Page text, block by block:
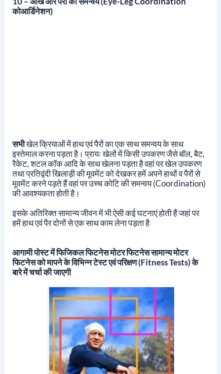
कोआर्डिनेशन)
सभीखेल क्रियाओं में हाथ एवं पैरों का एक साथ समन्वय के साथ
इस्तेमाल करना पड़ता है। प्रायः खेलों में किसी उपकरण जैसे बॉल, बैट,
रैकेट, शटल कॉक आदि के साथ खेलना पड़ता है वहां पर खेल उपकरण
तथा प्रतिद्वंदी खिलाड़ी की मूवमेंट को देखकर हमें अपने हाथों व पैरों से
मूवमेंट करने पड़ते हैं वहां पर उच्च कोटि की समन्वय (coordination)
की आवश्यकता होती है।
इसके अतिरिक्त सामान्य जीवन में भी ऐसी कई घटनाएं होती हैं जहां पर
हमें हाथ एवं पैर दोनों से एक साथ काम लेना पड़ता है
आगामी पोस्ट में फिजिकल फिटनेस मोटर फिटनेस सामान्य मोटर
फिटनेस को मापने के विभिन्न टेस्ट एवं परिक्षण (Fitness Tests) के
बारे में चर्चा की जाएगी